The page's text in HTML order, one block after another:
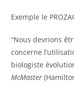
Exemple le
“Nous devrions
concerne
biologiste
McMaster